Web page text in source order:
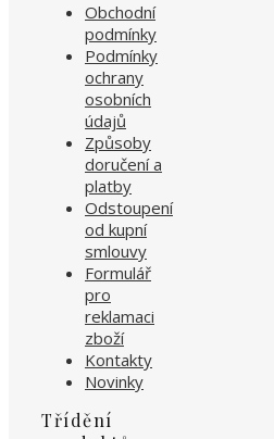
Obchodní
podmínky
Podmínky
ochrany
osobních
údajů
Způsoby
doručení a
platby
Odstoupení
od kupní
smlouvy
Formulář
pro
reklamaci
zboží
Kontakty
Novinky
Třídění